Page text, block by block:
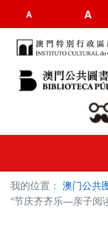
A A
我的位置： 澳门公共
“节庆齐齐乐—亲子阅